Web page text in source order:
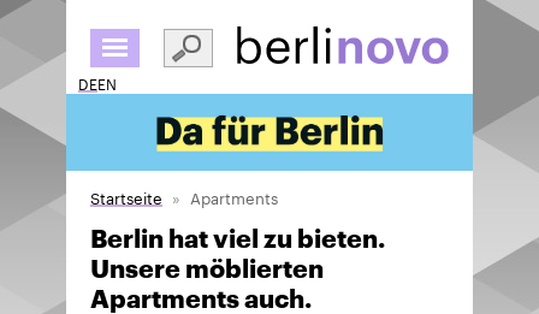
zum
Inhalt
DEEN
Startseite Apartments
Berlin hat viel zu bieten.
Unsere möblierten
Apartments auch.